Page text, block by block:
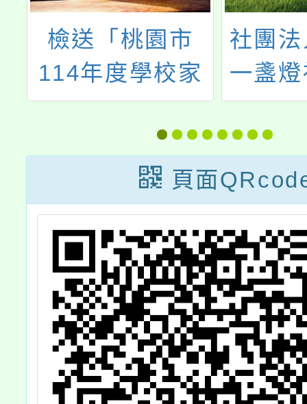
社團法人臺灣點
一盞燈社會關懷
協會舉辦【突破
困境心理學〜你
值得更好的人
生】公益自我成
長線上課程，歡
迎有興趣者報名
參加。
財團
上教
理「
動：
育力
資訊
頁面